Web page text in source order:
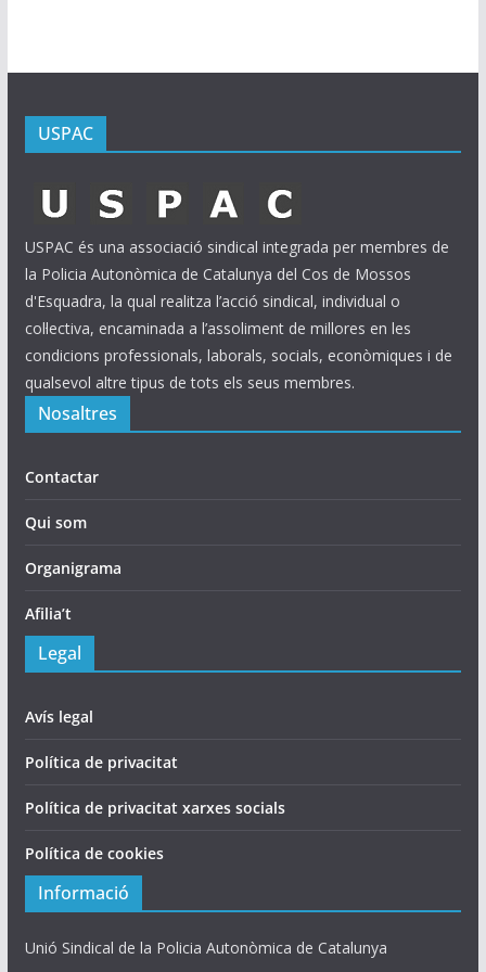
USPAC
USPAC és una associació sindical integrada per membres de
la Policia Autonòmica de Catalunya del Cos de Mossos
d'Esquadra, la qual realitza l’acció sindical, individual o
col·lectiva, encaminada a l’assoliment de millores en les
condicions professionals, laborals, socials, econòmiques i de
qualsevol altre tipus de tots els seus membres.
Nosaltres
Contactar
Qui som
Organigrama
Afilia’t
Legal
Avís legal
Política de privacitat
Política de privacitat xarxes socials
Política de cookies
Informació
Unió Sindical de la Policia Autonòmica de Catalunya